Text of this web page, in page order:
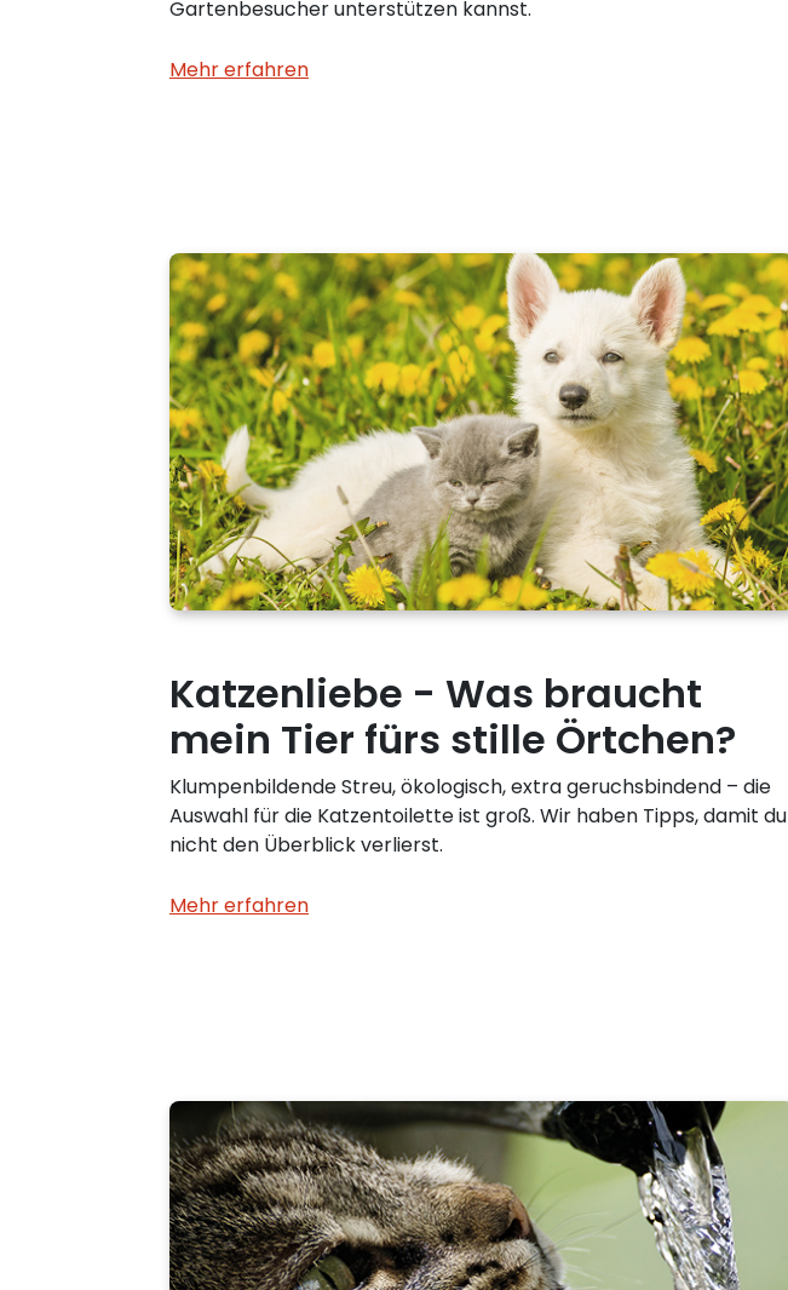
Gartenbesucher unterstützen kannst.
Mehr erfahren
Katzenliebe - Was braucht
mein Tier fürs stille Örtchen?
Klumpenbildende Streu, ökologisch, extra geruchsbindend – die
Auswahl für die Katzentoilette ist groß. Wir haben Tipps, damit du
nicht den Überblick verlierst.
Mehr erfahren